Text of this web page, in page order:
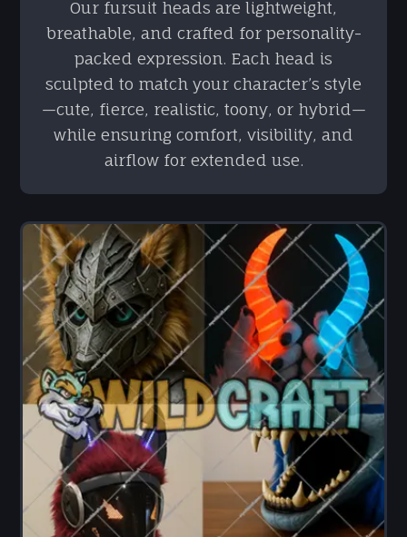
Our fursuit heads are lightweight,
breathable, and crafted for personality-
packed expression. Each head is
sculpted to match your character’s style
—cute, fierce, realistic, toony, or hybrid—
while ensuring comfort, visibility, and
airflow for extended use.